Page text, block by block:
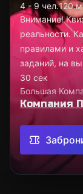
4 - 9 чел.120
Внимание!
реальности.
правилами и
заданий, на
30 сек
Большая
Компания